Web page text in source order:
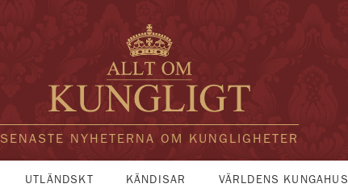
SENASTE NYHETERNA OM KUNGLIGHETER
UTLÄNDSKT KÄNDISAR VÄRLDENS KUNGAHUS